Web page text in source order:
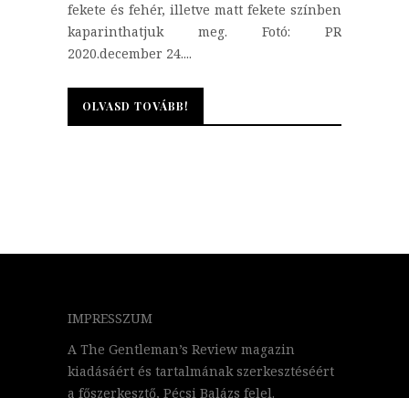
fekete és fehér, illetve matt fekete színben
kaparinthatjuk meg. Fotó: PR
2020.december 24....
OLVASD TOVÁBB!
OLVASD TOVÁBB!
IMPRESSZUM
A The Gentleman’s Review magazin
kiadásáért és tartalmának szerkesztéséért
a főszerkesztő, Pécsi Balázs felel.